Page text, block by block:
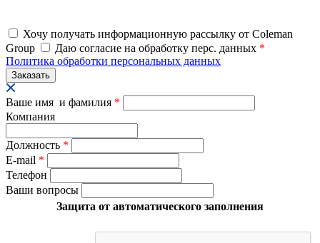
Хочу получать информационную рассылку от Coleman
Group
Даю согласие на обработку перс. данных *
Политика обработки персональных данных
Ваше имя и фамилия *
Компания
Должность *
E-mail *
Телефон
Ваши вопросы
Защита от автоматического заполнения